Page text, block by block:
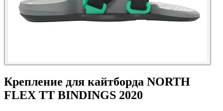
Крепление для кайтборда NORTH
FLEX TT BINDINGS 2020